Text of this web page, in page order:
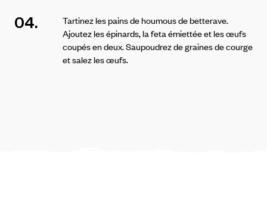
04.
Tartinez les pains de houmous de betterave.
Ajoutez les épinards, la feta émiettée et les œufs
coupés en deux.Saupoudrez de graines de courge
et salez les œufs.